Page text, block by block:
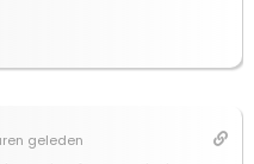
geleden